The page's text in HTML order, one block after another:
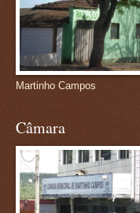
Martinho Campos
Câmara